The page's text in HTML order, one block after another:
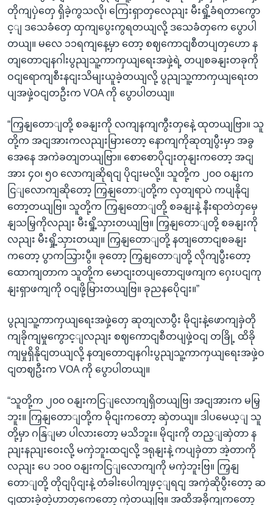
တိုကျပှဲတှေ ရှိခဲ့ကွသလို၊ ကြေးရှာတှလေညျး မီးရှို့ခံရတာကွော
င့ျ ဒသေခံတှေ ထှကျပွေးကွရတယျလို့ ဒသေခံတှကေ ပွောပါ
တယျ။ မလေ ၁၁ရကျနေ့မှာ တော့ စဈကောငျစီတပျတှဟော န
တျတောငျနဂါးပွညျသူ့ကာကှယျရေးအဖှဲ့ရဲ့ တပျစခနျးတခုကို
ဝငျရောကျစီးနငျးသိမျးယူခဲ့တယျလို့ ပွညျသူ့ကာကှယျရေးတ
ပျအဖှဲ့ဝငျတဦးက VOA ကို ပွောပါတယျ။
“ကြှနျတောျတို့ စခနျးကို လကျနကျကွီးတှနေဲ့ ထုတယျဗြာ။ သူ
တို့က အငျအားကလညျးမြားတော့ နောကျကိုဆုတျပွီးမှာ အခွ
အေနေ အကဲခတျတယျဗြာ။ စောစောပိုငျးတုနျးကတော့ အငျ
အား ၄၀၊ ၅၀ လောကျဆိုရငျ ပိုငျးမလို့။ သူတို့က ၂၀၀ ဝနျးက
ငြျလောကျဆိုတော့ ကြှနျတောျတို့က လှတျရာပဲ ကပျနိုငျ
တော့တယျဗြ။ သူတို့က ကြှနျတောျတို့ စခနျးနဲ့ နီးရာတဲတှမှေ
နျသမြှကိုလညျး မီးရှို့သှားတယျဗြ။ ကြှနျတောျတို့ စခနျးကို
လညျး မီးရှို့သှားတယျ။ ကြှနျတောျတို့ နတျတောငျစခနျး
ကတော့ ပွာကသြှားပွီ။ ခုတော့ ကြှနျတောျတို့ လိုကျပွီးတော့
ထောကျတာက သူတို့က မောငျးတပျတောငျဖကျက ဂှေးပငျကု
နျးရှာဖကျကို ဝငျဖို့မြားတယျဗြ။ ခုညနပေိုငျး။”
ပွညျသူ့ကာကှယျရေးအဖှဲ့တှေ ဆုတျလာပွီး မိုငျးနဲ့ဖောကျခှဲတို
ကျခိုကျမှုကွောင့ျလညျး စဈကောငျစီတပျဖှဲ့ဝငျ တခြို့ ထိခို
ကျမှုရှိနိုငျတယျလို့ နတျတောငျနဂါးပွညျသူ့ကာကှယျရေးအဖှဲ့ဝ
ငျတဈဦးက VOA ကို ပွောပါတယျ။
“သူတို့က ၂၀၀ ဝနျးကငြျလောကျရှိတယျဗြ၊ အငျအားက မမြှ
ဘူး။ ကြှနျတောျတို့က မိုငျးကတော့ ဆှဲတယျ။ ဒါပမေယ့ျ သူ
တို့မှာ ဂနြျမာ ပါလားတော့ မသိဘူး။ မိုငျးကို တည့ျဆှဲတာ န
ညျးနညျးဝေးလို့ မကှဲဘူးထငျလို့ ဒရုနျးနဲ့ ကပျခှဲတာ အဲ့တာကို
လညျး ပေ ၁၀၀ ဝနျးကငြျလောကျကို မကှဲဘူးဗြ။ ကြှနျ
တောျတို့ တိုငျပိုငျးနဲ့ တံခါးပေါကျဖှင့ျရငျ အကှဲဆိုပွီးတော့ ဆ
ငျထားခဲ့တဲ့ဟာတှကေတော့ ကှဲတယျဗြ။ အထိအခိုကျကတော့